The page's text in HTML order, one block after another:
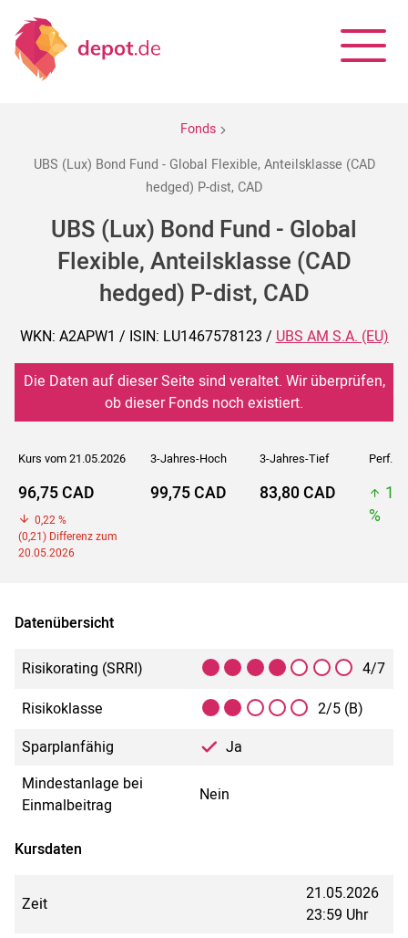
Fonds
UBS (Lux) Bond Fund - Global Flexible, Anteilsklasse (CAD
hedged) P-dist, CAD
UBS (Lux) Bond Fund - Global
Flexible, Anteilsklasse (CAD
hedged) P-dist, CAD
WKN: A2APW1 / ISIN: LU1467578123 /UBS AM S.A. (EU)
Die Daten auf dieser Seite sind veraltet. Wir überprüfen,
ob dieser Fonds noch existiert.
Kurs vom 21.05.2026 3-Jahres-Hoch 3-Jahres-Tief Perf. 5J
96,75 CAD
0,22 %
(0,21) Differenz zum
20.05.2026
99,75 CAD 83,80 CAD
%
Datenübersicht
Risikorating (SRRI)
4/7
Risikoklasse
2/5 (B)
Sparplanfähig
Ja
Mindestanlage bei
Einmalbeitrag
Nein
Kursdaten
Zeit
21.05.2026
23:59 Uhr